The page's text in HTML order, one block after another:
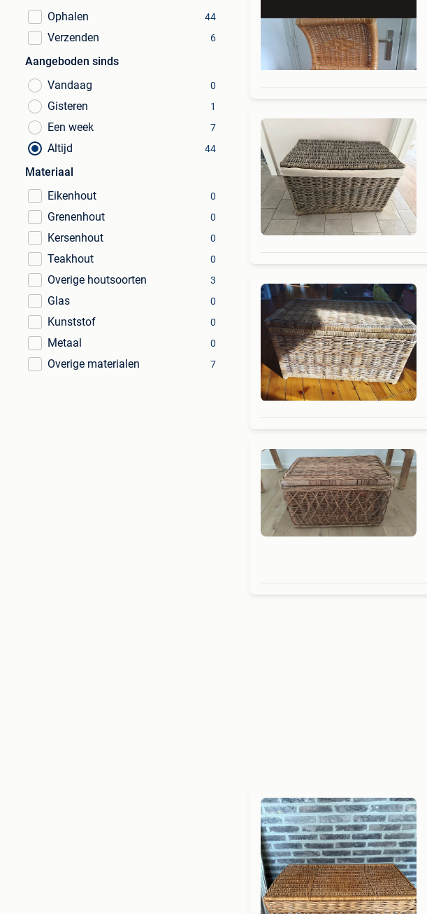
Ophalen
44
Verzenden 6
Aangeboden sinds
Vandaag
0
Gisteren 1
Een week 7
Altijd 44
Materiaal
Eikenhout
0
Grenenhout 0
Kersenhout 0
Teakhout 0
Overige houtsoorten 3
Glas 0
Kunststof 0
Metaal 0
Overige materialen 7